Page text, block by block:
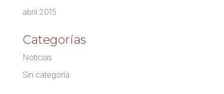
abril 2015
Categorías
Noticias
Sin categoría